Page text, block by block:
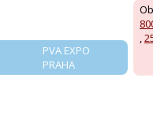
,
PVA EXPO
PRAHA